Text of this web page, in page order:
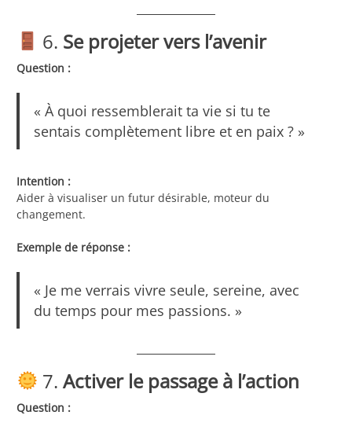
6. Se projeter vers l’avenir
Question :
« À quoi ressemblerait ta vie si tu te
sentais complètement libre et en paix ? »
Intention :
Aider à visualiser un futur désirable, moteur du
changement.
Exemple de réponse :
« Je me verrais vivre seule, sereine, avec
du temps pour mes passions. »
7.Activer le passage à l’action
Question :